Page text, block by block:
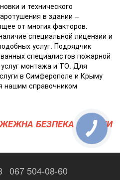
и технического
в здании –
от многих факторов.
специальной лицензии и
услуг. Подрядчик
специалистов пожарной
услуг монтажа и ТО. Для
в Симферополе и Крыму
нашим справочником
БЕЗПЕКА УКРАЇНИ
067 504-08-60